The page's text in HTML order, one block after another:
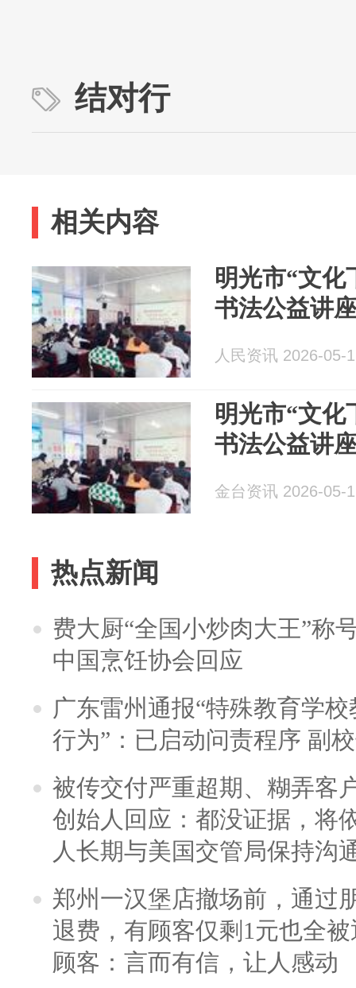
结对行
相关内容
明光市“文化
书法公益讲
人民资讯 2026-05-
明光市“文化
书法公益讲
金台资讯 2026-05-
热点新闻
费大厨“全国小炒肉大王”称
中国烹饪协会回应
广东雷州通报“特殊教育学
行为”：已启动问责程序 副
被传交付严重超期、糊弄客
创始人回应：都没证据，将
人长期与美国交管局保持沟
郑州一汉堡店撤场前，通过
退费，有顾客仅剩1元也全
顾客：言而有信，让人感动